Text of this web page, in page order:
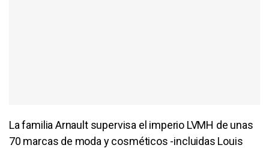
La familia Arnault supervisa el imperio LVMH de unas
70 marcas de moda y cosméticos -incluidas Louis